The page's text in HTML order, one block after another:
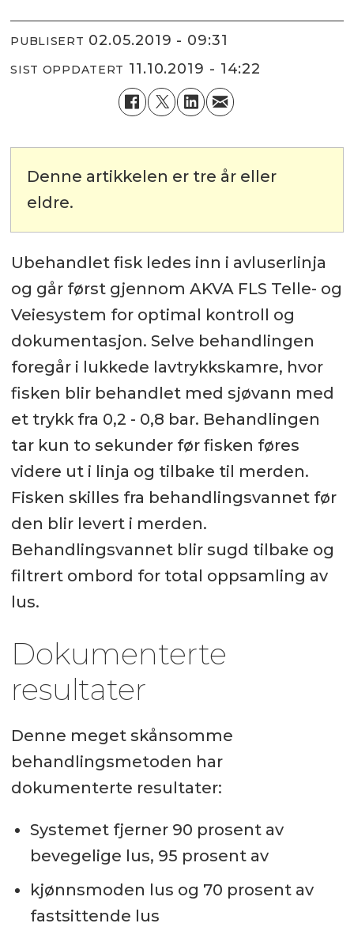
PUBLISERT 02.05.2019 - 09:31
SIST OPPDATERT 11.10.2019 - 14:22
Denne artikkelen er tre år eller
eldre.
Ubehandlet fisk ledes inn i avluserlinja
og går først gjennom AKVA FLS Telle- og
Veiesystem for optimal kontroll og
dokumentasjon. Selve behandlingen
foregår i lukkede lavtrykkskamre, hvor
fisken blir behandlet med sjøvann med
et trykk fra 0,2 - 0,8 bar. Behandlingen
tar kun to sekunder før fisken føres
videre ut i linja og tilbake til merden.
Fisken skilles fra behandlingsvannet før
den blir levert i merden.
Behandlingsvannet blir sugd tilbake og
filtrert ombord for total oppsamling av
lus.
Dokumenterte
resultater
Denne meget skånsomme
behandlingsmetoden har
dokumenterte resultater:
Systemet fjerner 90 prosent av
bevegelige lus, 95 prosent av
kjønnsmoden lus og 70 prosent av
fastsittende lus